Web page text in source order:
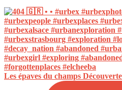
Les épaves du champs